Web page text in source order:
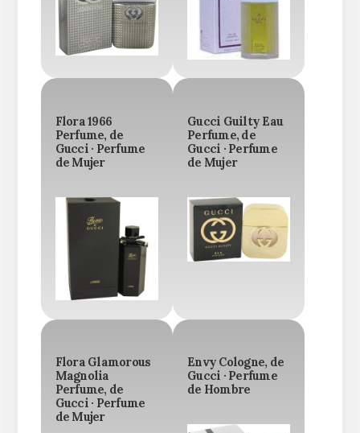
Flora 1966
Perfume, de
Gucci · Perfume
de Mujer
Gucci Guilty Eau
Perfume, de
Gucci · Perfume
de Mujer
Flora Glamorous
Magnolia
Perfume, de
Gucci · Perfume
de Mujer
Envy Cologne, de
Gucci · Perfume
de Hombre